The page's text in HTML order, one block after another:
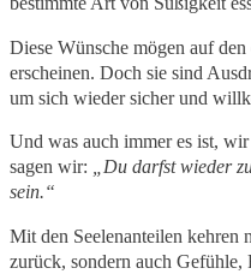
Diese Wünsche mögen auf
erscheinen. Doch sie sind
um sich wieder sicher und
Und was auch immer es ist,
sagen wir: „Du darfst wieder
sein.“
Mit den Seelenanteilen kehren
zurück, sondern auch